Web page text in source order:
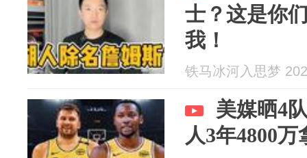
士？这是你
我！
铁马冰河入思梦
美媒晒4
人3年4800